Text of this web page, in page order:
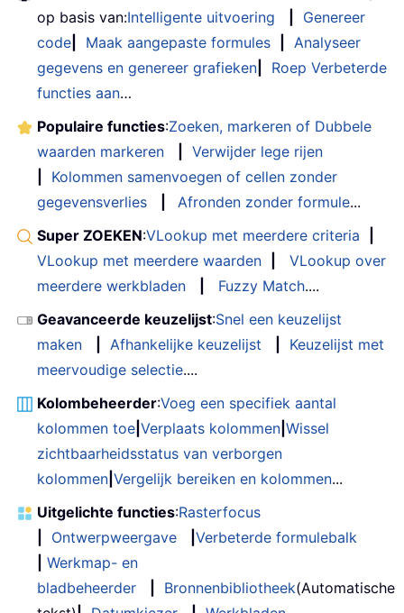
op basis van:Intelligente uitvoering
Genereer
code
Maak aangepaste formules
Analyseer
gegevens en genereer grafieken
Roep Verbeterde
functies aan…
Populaire functies:Zoeken, markeren of Dubbele
waarden markeren
Verwijder lege rijen
Kolommen samenvoegen of cellen zonder
gegevensverlies
Afronden zonder formule...
Super ZOEKEN:VLookup met meerdere criteria
VLookup met meerdere waarden
VLookup over
meerdere werkbladen
Fuzzy Match....
Geavanceerde keuzelijst:Snel een keuzelijst
maken
Afhankelijke keuzelijst
Keuzelijst met
meervoudige selectie....
Kolombeheerder:Voeg een specifiek aantal
kolommen toe Verplaats kolommen Wissel
zichtbaarheidsstatus van verborgen
kolommen Vergelijk bereiken en kolommen...
Uitgelichte functies:Rasterfocus
Ontwerpweergave
Verbeterde formulebalk
Werkmap- en
bladbeheerder
Bronnenbibliotheek(Automatische